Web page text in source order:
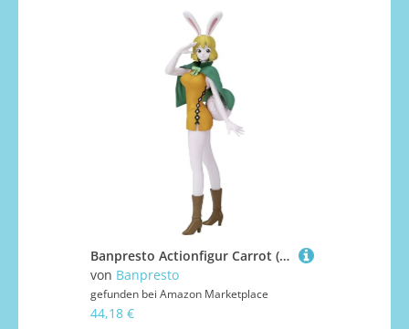
Banpresto Actionfigur Carrot (Ver.A) - One Piece Glitter&Glamours 22cm BP18628 Mehrfarbig
von Banpresto
gefunden bei Amazon Marketplace
44,18 €